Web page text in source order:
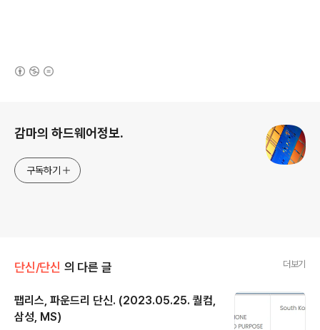
감마의 하드웨어정보.
구독하기
단신/단신 의 다른 글 더보기
팹리스, 파운드리 단신. (2023.05.25. 퀄컴,
삼성, MS)